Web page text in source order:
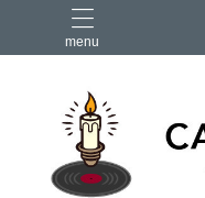
menu
2026大港開唱 RSD